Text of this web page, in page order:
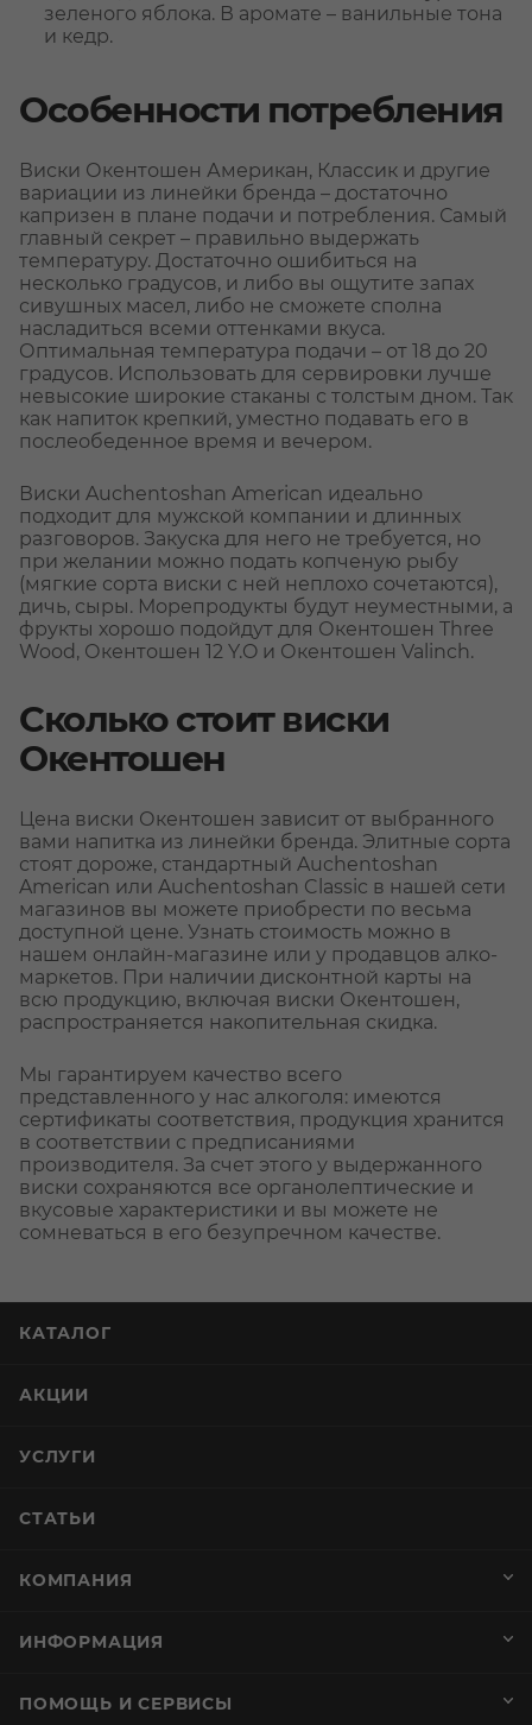
зеленого яблока. В аромате – ванильные тона
и кедр.
Особенности потребления
Виски Окентошен Американ, Классик и другие
вариации из линейки бренда – достаточно
капризен в плане подачи и потребления. Самый
главный секрет – правильно выдержать
температуру. Достаточно ошибиться на
несколько градусов, и либо вы ощутите запах
сивушных масел, либо не сможете сполна
насладиться всеми оттенками вкуса.
Оптимальная температура подачи – от 18 до 20
градусов. Использовать для сервировки лучше
невысокие широкие стаканы с толстым дном. Так
как напиток крепкий, уместно подавать его в
послеобеденное время и вечером.
Виски Auchentoshan American идеально
подходит для мужской компании и длинных
разговоров. Закуска для него не требуется, но
при желании можно подать копченую рыбу
(мягкие сорта виски с ней неплохо сочетаются),
дичь, сыры. Морепродукты будут неуместными, а
фрукты хорошо подойдут для Окентошен Three
Wood, Окентошен 12 Y.O и Окентошен Valinch.
Сколько стоит виски
Окентошен
Цена виски Окентошен зависит от выбранного
вами напитка из линейки бренда. Элитные сорта
стоят дороже, стандартный Auchentoshan
American или Auchentoshan Classic в нашей сети
магазинов вы можете приобрести по весьма
доступной цене. Узнать стоимость можно в
нашем онлайн-магазине или у продавцов алко-
маркетов. При наличии дисконтной карты на
всю продукцию, включая виски Окентошен,
распространяется накопительная скидка.
Мы гарантируем качество всего
представленного у нас алкоголя: имеются
сертификаты соответствия, продукция хранится
в соответствии с предписаниями
производителя. За счет этого у выдержанного
виски сохраняются все органолептические и
вкусовые характеристики и вы можете не
сомневаться в его безупречном качестве.
КАТАЛОГ
АКЦИИ
УСЛУГИ
СТАТЬИ
КОМПАНИЯ
ИНФОРМАЦИЯ
ПОМОЩЬ И СЕРВИСЫ